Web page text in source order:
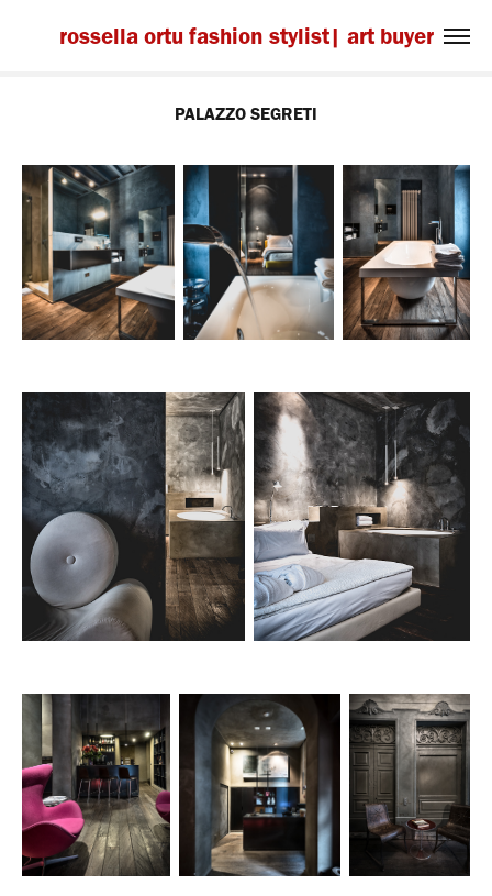
rossella ortu fashion stylist| art buyer
PALAZZO SEGRETI